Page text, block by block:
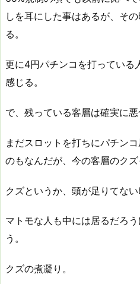
しを耳にした事はあるが、そ
る。
更に4円パチンコを打っている
感じる。
で、残っている客層は確実に悪
まだスロットを打ちにパチン
のもなんだが、今の客層のクズ
クズというか、頭が足りてない
マトモな人も中には居るだろ
う。
クズの煮凝り。